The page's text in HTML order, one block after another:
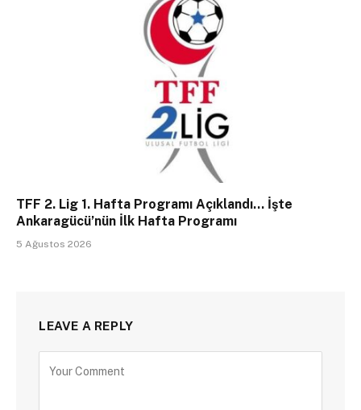
TFF 2. Lig 1. Hafta Programı Açıklandı… İşte
Ankaragücü’nün İlk Hafta Programı
5 Ağustos 2026
LEAVE A REPLY